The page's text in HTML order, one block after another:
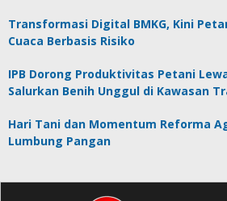
Transformasi Digital BMKG, Kini
Cuaca Berbasis Risiko
IPB Dorong Produktivitas Petani
Salurkan Benih Unggul di Kawasan
Hari Tani dan Momentum Reforma
Lumbung Pangan